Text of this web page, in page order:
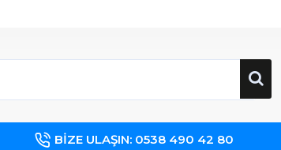
BIZE ULAŞIN: 0538 490 42 80